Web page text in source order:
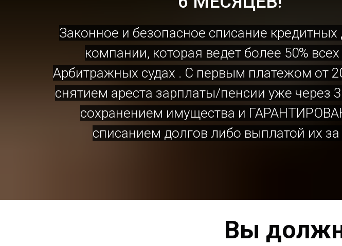
Законное и безопасное списание кредитных
компании, которая ведет более 50%
Арбитражных судах . С первым платежом от
снятием ареста зарплаты/пенсии уже через
сохранением имущества и
списанием долгов либо выплатой их за
Вы